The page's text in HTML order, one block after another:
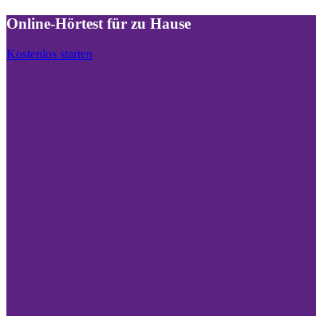
Online-Hörtest für zu Hause
Kostenlos starten